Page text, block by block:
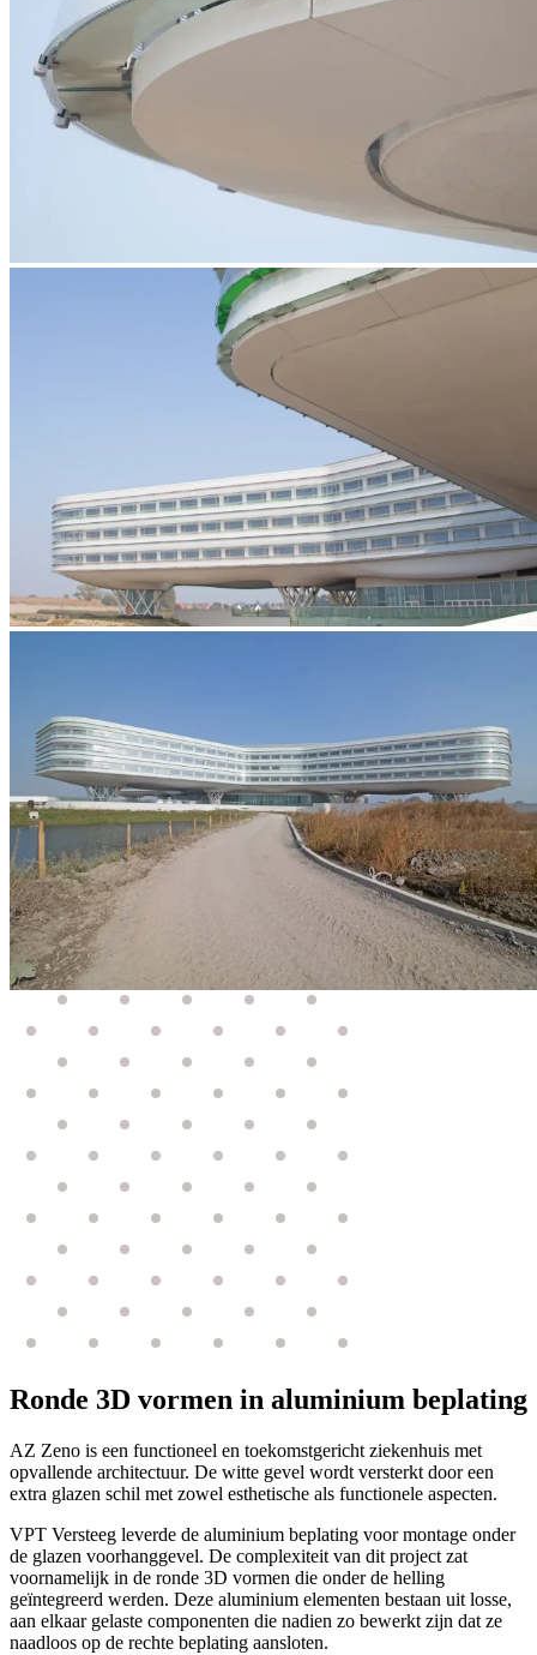
Ronde 3D vormen in aluminium beplating
AZ Zeno is een functioneel en toekomstgericht ziekenhuis met
opvallende architectuur. De witte gevel wordt versterkt door een
extra glazen schil met zowel esthetische als functionele aspecten.
VPT Versteeg leverde de aluminium beplating voor montage onder
de glazen voorhanggevel. De complexiteit van dit project zat
voornamelijk in de ronde 3D vormen die onder de helling
geïntegreerd werden. Deze aluminium elementen bestaan uit losse,
aan elkaar gelaste componenten die nadien zo bewerkt zijn dat ze
naadloos op de rechte beplating aansloten.